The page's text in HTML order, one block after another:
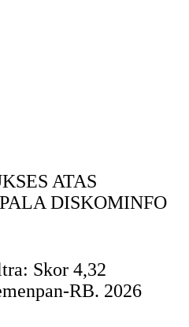
ATAS
DISKOMINFO
Skor 4,32
RB. 2026